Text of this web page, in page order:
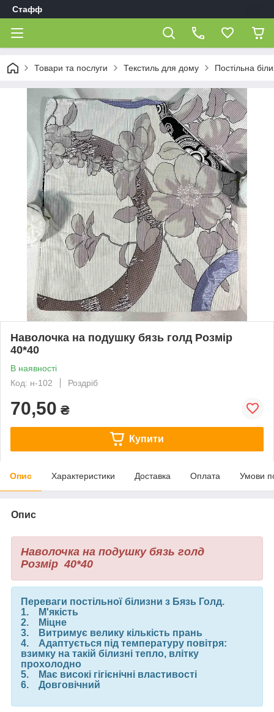
Стафф
Товари та послуги Текстиль для дому Постільна
Наволочка на подушку бязь голд Розмір
40*40
В наявності
Код: н-102
Роздріб
70,50 ₴
Купити
Опис Характеристики Доставка Оплата Умови
Опис
Наволочка на подушку бязь голд
Розмір 40*40
Переваги постільної білизни з Бязь Голд.
1. М'якість
2. Міцне
3. Витримує велику кількість прань
4. Адаптується під температуру повітря:
взимку на такій білизні тепло, влітку
прохолодно
5. Має високі гігієнічні властивості
6. Довговічний